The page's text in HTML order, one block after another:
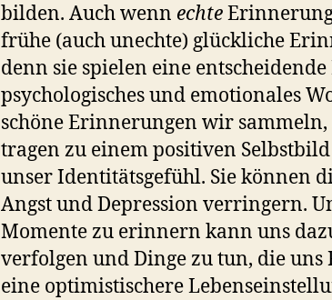
bilden. Auch wenn echte
frühe (auch unechte) glückliche
denn sie spielen eine
psychologisches und emotionales
schöne Erinnerungen wir sammeln,
tragen zu einem positiven
unser Identitätsgefühl. Sie können
Angst und Depression verringern.
Momente zu erinnern kann uns
verfolgen und Dinge zu tun, die uns
eine optimistischere